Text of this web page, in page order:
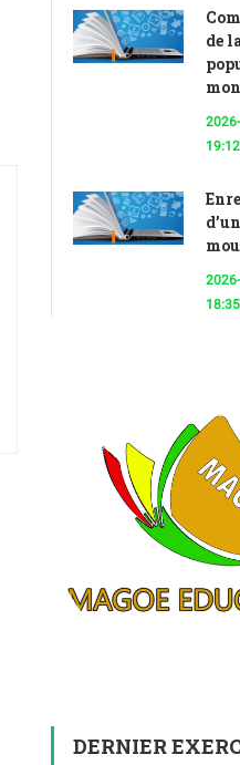
de
d’un
DERNIER